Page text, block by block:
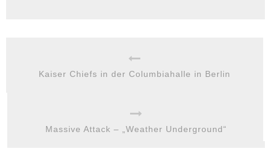
Kaiser Chiefs in der Columbiahalle in Berlin
Massive Attack – „Weather Underground“